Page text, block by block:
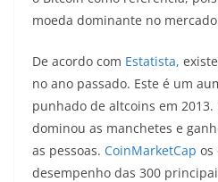
moeda dominante no
De acordo com Estatista,
no ano passado. Este é um
punhado de altcoins em
dominou as manchetes e
as pessoas. CoinMarketCap os
desempenho das 300